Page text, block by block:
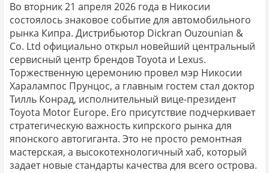
Во вторник 21 апреля 2026 года в Никосии
состоялось знаковое событие для автомобильного
рынка Кипра. Дистрибьютор Dickran Ouzounian &
Co. Ltd официально открыл новейший центральный
сервисный центр брендов Toyota и Lexus.
Торжественную церемонию провел мэр Никосии
Харалампос Прунцос, а главным гостем стал доктор
Тилль Конрад, исполнительный вице-президент
Toyota Motor Europe. Его присутствие подчеркивает
стратегическую важность кипрского рынка для
японского автогиганта. Это не просто ремонтная
мастерская, а высокотехнологичный хаб, который
задает новые стандарты качества для всего острова.